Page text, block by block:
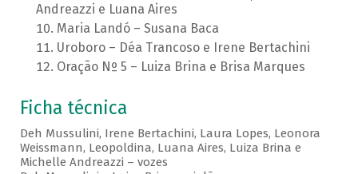
Andreazzi e Luana Aires
Maria Landó – Susana Baca
Uroboro – Déa Trancoso e Irene Bertachini
Oração Nº 5 – Luiza Brina e Brisa Marques
Ficha técnica
Deh Mussulini, Irene Bertachini, Laura Lopes, Leonora
Weissmann, Leopoldina, Luana Aires, Luiza Brina e
Michelle Andreazzi – vozes